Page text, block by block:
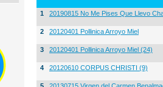
1 20190815 No Me Pises Que Llevo
2 20120401 Pollinica Arroyo Miel
3 20120401 Pollinica Arroyo Miel (24)
4 20120610 CORPUS CHRISTI (9)